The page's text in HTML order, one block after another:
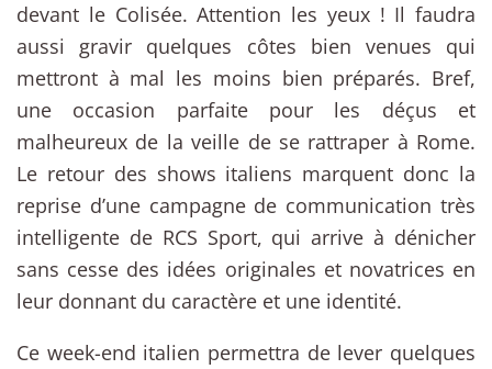
devant le Colisée. Attention les yeux ! Il faudra
aussi gravir quelques côtes bien venues qui
mettront à mal les moins bien préparés. Bref,
une occasion parfaite pour les déçus et
malheureux de la veille de se rattraper à Rome.
Le retour des shows italiens marquent donc la
reprise d’une campagne de communication très
intelligente de RCS Sport, qui arrive à dénicher
sans cesse des idées originales et novatrices en
leur donnant du caractère et une identité.
Ce week-end italien permettra de lever quelques